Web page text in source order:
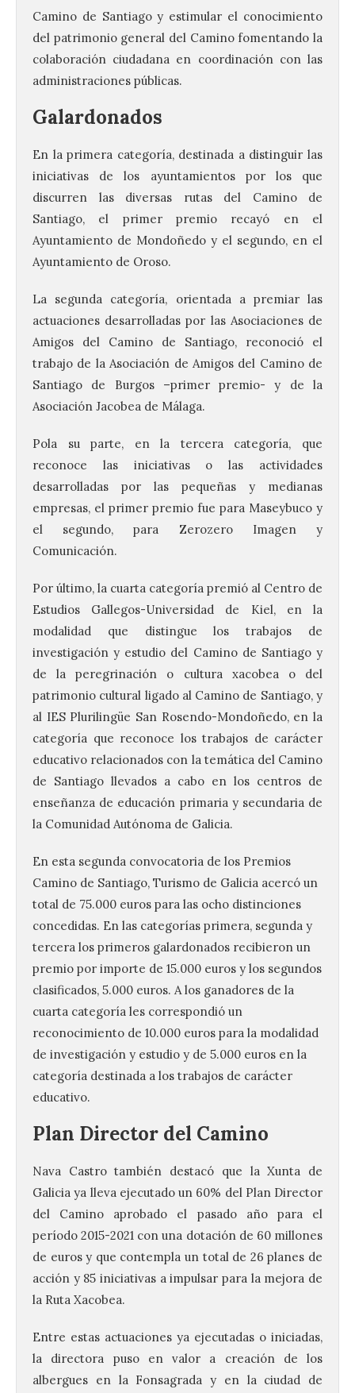
Camino de Santiago y estimular el conocimiento
del patrimonio general del Camino fomentando la
colaboración ciudadana en coordinación con las
administraciones públicas.
Galardonados
En la primera categoría, destinada a distinguir las
iniciativas de los ayuntamientos por los que
discurren las diversas rutas del Camino de
Santiago, el primer premio recayó en el
Ayuntamiento de Mondoñedo y el segundo, en el
Ayuntamiento de Oroso.
La segunda categoría, orientada a premiar las
actuaciones desarrolladas por las Asociaciones de
Amigos del Camino de Santiago, reconoció el
trabajo de la Asociación de Amigos del Camino de
Santiago de Burgos –primer premio- y de la
Asociación Jacobea de Málaga.
Pola su parte, en la tercera categoría, que
reconoce las iniciativas o las actividades
desarrolladas por las pequeñas y medianas
empresas, el primer premio fue para Maseybuco y
el segundo, para Zerozero Imagen y
Comunicación.
Por último, la cuarta categoría premió al Centro de
Estudios Gallegos-Universidad de Kiel, en la
modalidad que distingue los trabajos de
investigación y estudio del Camino de Santiago y
de la peregrinación o cultura xacobea o del
patrimonio cultural ligado al Camino de Santiago, y
al IES Plurilingüe San Rosendo-Mondoñedo, en la
categoría que reconoce los trabajos de carácter
educativo relacionados con la temática del Camino
de Santiago llevados a cabo en los centros de
enseñanza de educación primaria y secundaria de
la Comunidad Autónoma de Galicia.
En esta segunda convocatoria de los Premios
Camino de Santiago, Turismo de Galicia acercó un
total de 75.000 euros para las ocho distinciones
concedidas. En las categorías primera, segunda y
tercera los primeros galardonados recibieron un
premio por importe de 15.000 euros y los segundos
clasificados, 5.000 euros. A los ganadores de la
cuarta categoría les correspondió un
reconocimiento de 10.000 euros para la modalidad
de investigación y estudio y de 5.000 euros en la
categoría destinada a los trabajos de carácter
educativo.
Plan Director del Camino
Nava Castro también destacó que la Xunta de
Galicia ya lleva ejecutado un 60% del Plan Director
del Camino aprobado el pasado año para el
período 2015-2021 con una dotación de 60 millones
de euros y que contempla un total de 26 planes de
acción y 85 iniciativas a impulsar para la mejora de
la Ruta Xacobea.
Entre estas actuaciones ya ejecutadas o iniciadas,
la directora puso en valor a creación de los
albergues en la Fonsagrada y en la ciudad de